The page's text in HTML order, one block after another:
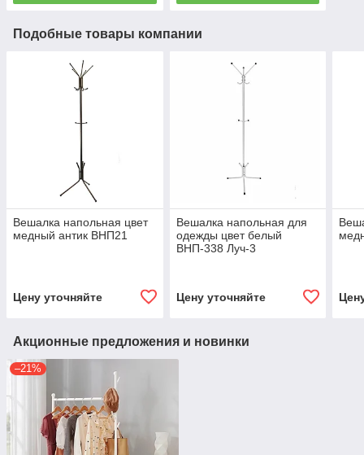
Подобные товары компании
Вешалка напольная цвет
медный антик ВНП21
Цену уточняйте
Вешалка напольная для
одежды цвет белый
ВНП-338 Луч-3
Цену уточняйте
Акционные предложения и новинки
–21%